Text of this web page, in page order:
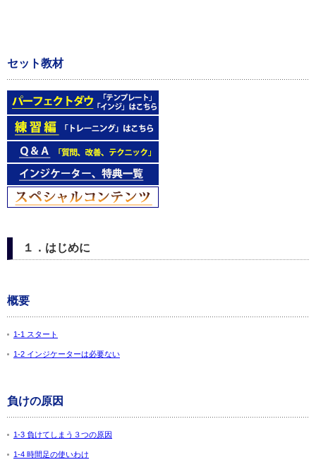
セット教材
１．はじめに
概要
1-1 スタート
1-2 インジケーターは必要ない
負けの原因
1-3 負けてしまう３つの原因
1-4 時間足の使いわけ